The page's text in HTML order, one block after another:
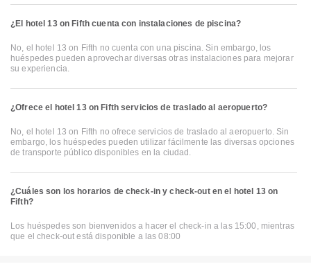
¿El hotel 13 on Fifth cuenta con instalaciones de piscina?
No, el hotel 13 on Fifth no cuenta con una piscina. Sin embargo, los
huéspedes pueden aprovechar diversas otras instalaciones para mejorar
su experiencia.
¿Ofrece el hotel 13 on Fifth servicios de traslado al aeropuerto?
No, el hotel 13 on Fifth no ofrece servicios de traslado al aeropuerto. Sin
embargo, los huéspedes pueden utilizar fácilmente las diversas opciones
de transporte público disponibles en la ciudad.
¿Cuáles son los horarios de check-in y check-out en el hotel 13 on
Fifth?
Los huéspedes son bienvenidos a hacer el check-in a las 15:00, mientras
que el check-out está disponible a las 08:00